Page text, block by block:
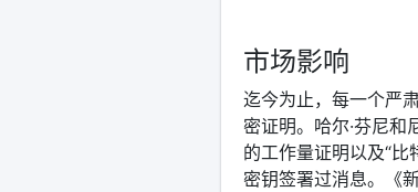
市场影响
迄今为止，每一个严
密证明。哈尔·芬尼和
的工作量证明以及“
密钥签署过消息。《